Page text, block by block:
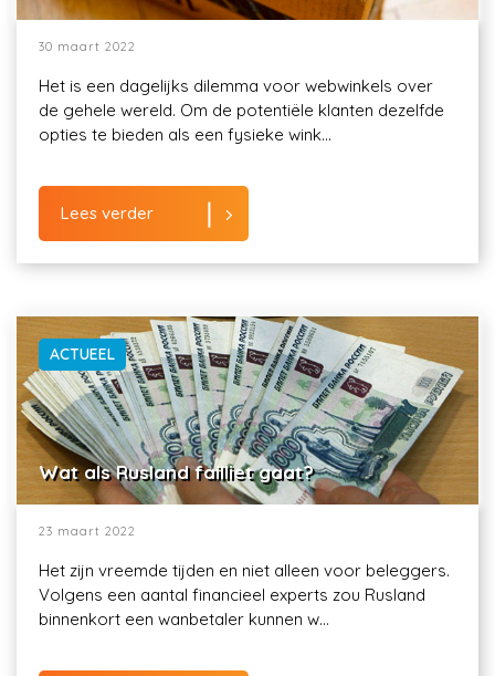
30 maart 2022
Het is een dagelijks dilemma voor webwinkels over
de gehele wereld. Om de potentiële klanten dezelfde
opties te bieden als een fysieke wink...
Lees verder
ACTUEEL
Wat als Rusland failliet gaat?
23 maart 2022
Het zijn vreemde tijden en niet alleen voor beleggers.
Volgens een aantal financieel experts zou Rusland
binnenkort een wanbetaler kunnen w...